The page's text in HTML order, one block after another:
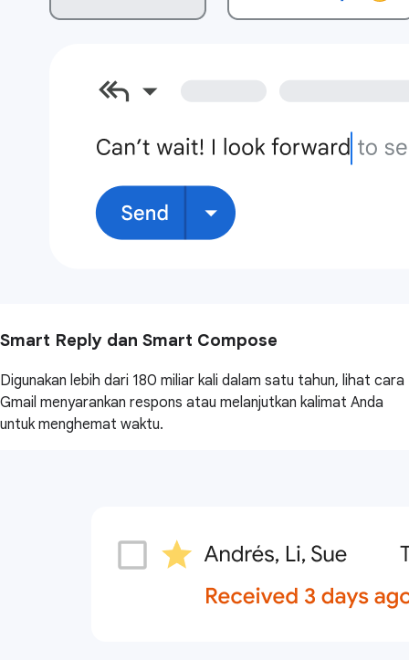
Smart Reply dan Smart Compose
Digunakan lebih dari 180 miliar kali dalam satu tahun, lihat cara
Gmail menyarankan respons atau melanjutkan kalimat Anda
untuk menghemat waktu.